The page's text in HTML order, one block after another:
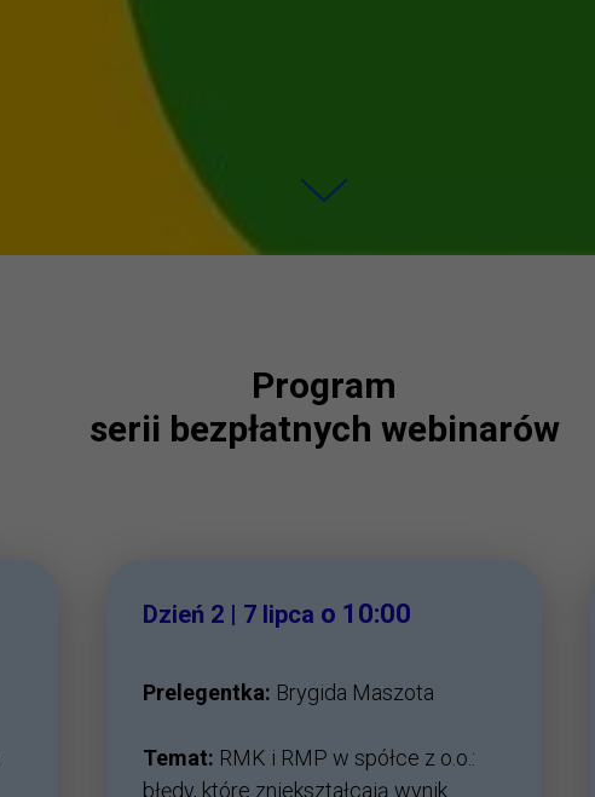
Program
serii bezpłatnych webinarów
Dzień 2 | 7 lipca o 10:00
Prelegentka: Brygida Maszota
Temat: RMK i RMP w spółce z o.o.:
błędy, które zniekształcają wynik